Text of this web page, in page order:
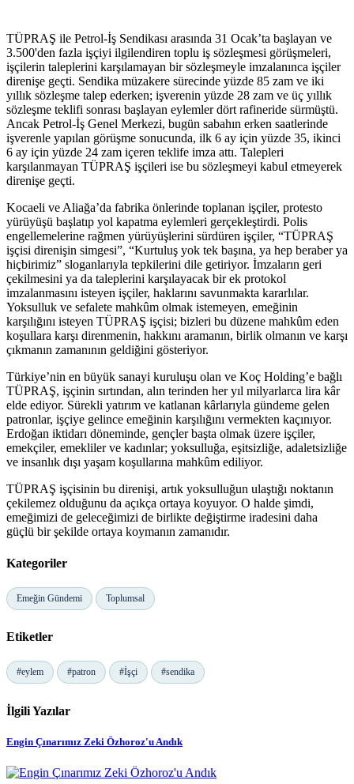
TÜPRAŞ ile Petrol-İş Sendikası arasında 31 Ocak’ta başlayan ve
3.500'den fazla işçiyi ilgilendiren toplu iş sözleşmesi görüşmeleri,
işçilerin taleplerini karşılamayan bir sözleşmeyle imzalanınca işçiler
direnişe geçti. Sendika müzakere sürecinde yüzde 85 zam ve iki
yıllık sözleşme talep ederken; işverenin yüzde 28 zam ve üç yıllık
sözleşme teklifi sonrası başlayan eylemler dört rafineride sürmüştü.
Ancak Petrol-İş Genel Merkezi, bugün sabahın erken saatlerinde
işverenle yapılan görüşme sonucunda, ilk 6 ay için yüzde 35, ikinci
6 ay için yüzde 24 zam içeren teklife imza attı. Talepleri
karşılanmayan TÜPRAŞ işçileri ise bu sözleşmeyi kabul etmeyerek
direnişe geçti.
Kocaeli ve Aliağa’da fabrika önlerinde toplanan işçiler, protesto
yürüyüşü başlatıp yol kapatma eylemleri gerçekleştirdi. Polis
engellemelerine rağmen yürüyüşlerini sürdüren işçiler, “TÜPRAŞ
işçisi direnişin simgesi”, “Kurtuluş yok tek başına, ya hep beraber ya
hiçbirimiz” sloganlarıyla tepkilerini dile getiriyor. İmzaların geri
çekilmesini ya da taleplerini karşılayacak bir ek protokol
imzalanmasını isteyen işçiler, haklarını savunmakta kararlılar.
Yoksulluk ve sefalete mahkûm olmak istemeyen, emeğinin
karşılığını isteyen TÜPRAŞ işçisi; bizleri bu düzene mahkûm eden
koşullara karşı direnmenin, hakkını aramanın, birlik olmanın ve karşı
çıkmanın zamanının geldiğini gösteriyor.
Türkiye’nin en büyük sanayi kuruluşu olan ve Koç Holding’e bağlı
TÜPRAŞ, işçinin sırtından, alın terinden her yıl milyarlarca lira kâr
elde ediyor. Sürekli yatırım ve katlanan kârlarıyla gündeme gelen
patronlar, işçiye gelince emeğinin karşılığını vermekten kaçınıyor.
Erdoğan iktidarı döneminde, gençler başta olmak üzere işçiler,
emekçiler, emekliler ve kadınlar; yoksulluğa, eşitsizliğe, adaletsizliğe
ve insanlık dışı yaşam koşullarına mahkûm ediliyor.
TÜPRAŞ işçisinin bu direnişi, artık yoksulluğun ulaştığı noktanın
çekilemez olduğunu da açıkça ortaya koyuyor. O halde şimdi,
emeğimizi de geleceğimizi de birlikte değiştirme iradesini daha
güçlü bir şekilde ortaya koymanın zamanıdır.
Kategoriler
Emeğin Gündemi Toplumsal
Etiketler
#eylem #patron #İşçi #sendika
İlgili Yazılar
Engin Çınarımız Zeki Özhoroz'u Andık